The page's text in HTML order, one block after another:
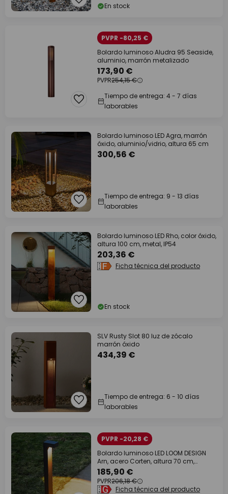
En stock
PVPR -80,25 €
Bolardo luminoso Aludra 95 Seaside,
aluminio, marrón metalizado
173,90 €
PVPR254,15 €
Tiempo de entrega: 4 - 7 días
laborables
Bolardo luminoso LED Agra, marrón
óxido, aluminio/vidrio, altura 65 cm
300,56 €
Tiempo de entrega: 9 - 13 días
laborables
Bolardo luminoso LED Rho, color óxido,
altura 100 cm, metal, IP54
203,36 €
Ficha técnica del producto
En stock
SLV Rusty Slot 80 luz de zócalo
marrón óxido
434,39 €
Tiempo de entrega: 6 - 10 días
laborables
PVPR -20,28 €
Bolardo luminoso LED LOOM DESIGN
Arn, acero Corten, altura 70 cm,
aluminio
185,90 €
PVPR206,18 €
Ficha técnica del producto